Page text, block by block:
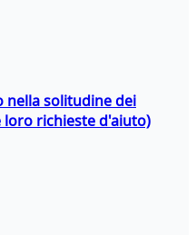
nella solitudine dei
loro richieste d'aiuto)